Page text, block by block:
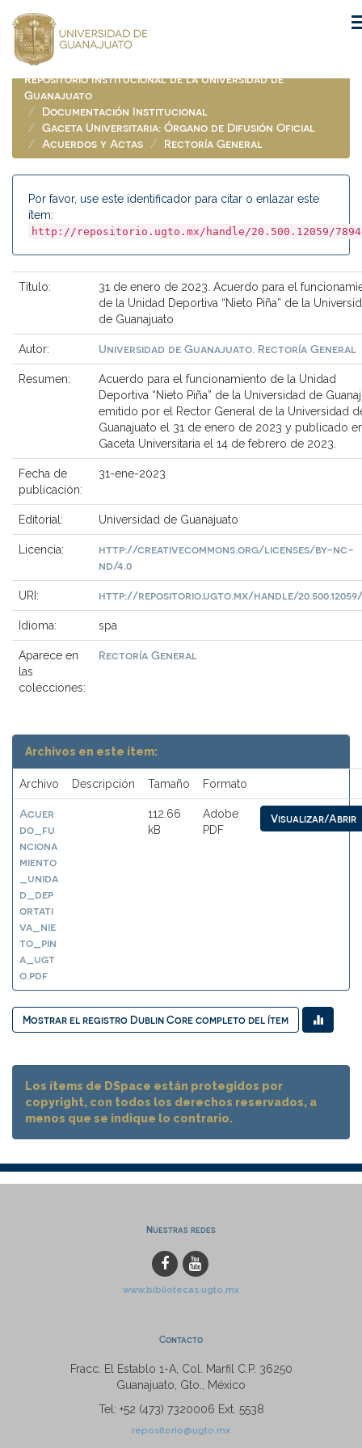
navigation
Repositorio Institucional de la Universidad de
Guanajuato
Documentación Institucional
Gaceta Universitaria: Órgano de Difusión Oficial
Acuerdos y Actas
Rectoría General
Por favor, use este identificador para citar o enlazar este
ítem:
http://repositorio.ugto.mx/handle/20.500.12059/7894
Título:
31 de enero de 2023. Acuerdo para el
de la Unidad Deportiva “Nieto Piña” de la
de Guanajuato
Autor: Universidad de Guanajuato. Rectoría General
Resumen:
Acuerdo para el funcionamiento de la Unidad
Deportiva “Nieto Piña” de la Universidad de
emitido por el Rector General de la Universidad
Guanajuato el 31 de enero de 2023 y publicado
Gaceta Universitaria el 14 de febrero de 2023.
Fecha de
publicación:
31-ene-2023
Editorial: Universidad de Guanajuato
Licencia:
http://creativecommons.org/licenses/by-nc-
nd/4.0
URI: http://repositorio.ugto.mx/handle/20.500.12059/
Idioma: spa
Aparece en
las
colecciones:
Rectoría General
Archivos en este ítem:
Archivo Descripción Tamaño Formato
Acuer
do_fu
nciona
miento
_unida
d_dep
ortati
va_nie
to_pin
a_ugt
o.pdf
112.66
kB
Adobe
PDF
Visualizar/Abrir
Mostrar el registro Dublin Core completo del ítem
Los ítems de DSpace están protegidos por
copyright, con todos los derechos reservados, a
menos que se indique lo contrario.
Nuestras redes
www.bibliotecas.ugto.mx
Contacto
Fracc. El Establo 1-A, Col. Marfil C.P. 36250
Guanajuato, Gto., México
Tel: +52 (473) 7320006 Ext. 5538
repositorio@ugto.mx